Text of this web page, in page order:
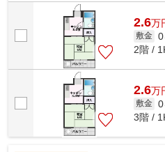
ョンです。揺れに強い鉄骨造の物件です...
2.6万
敷金 0
2階 /
2.6万
敷金 0
3階 /